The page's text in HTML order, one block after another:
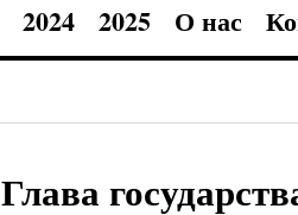
2024 2025 О нас
Глава